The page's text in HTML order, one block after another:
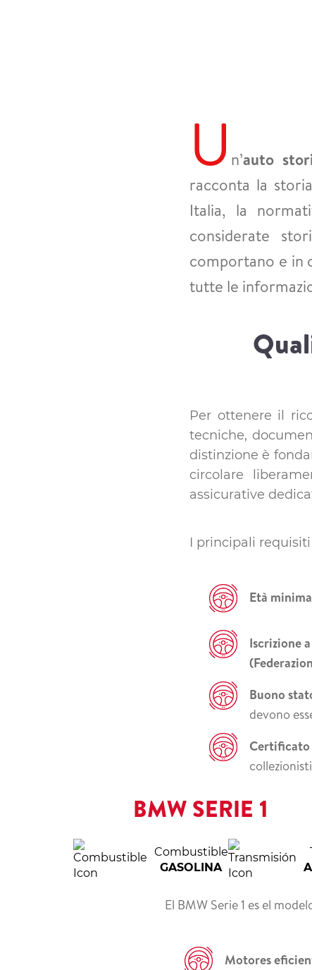
U n’auto
racconta la
Italia, la
considerate
comportano e in
tutte le
Per ottenere il
tecniche,
distinzione è
circolare
assicurative
I principali requisiti
Età
Iscrizione
Buono
devono
Certificato
BMW SERIE 1
Combustible
GASOLINA
El BMW Serie 1 es el
Motores